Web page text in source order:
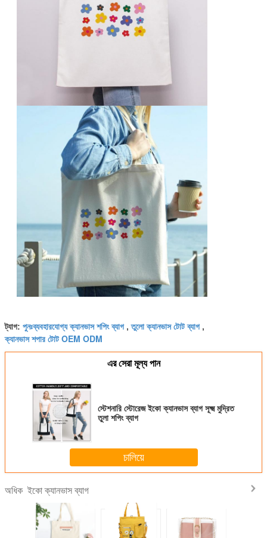
ট্যাগ: পুনঃব্যবহারযোগ্য ক্যানভাস শপিং ব্যাগ,তুলো ক্যানভাস টোট ব্যাগ,
ক্যানভাস শপার টোট OEM ODM
এর সেরা মূল্য পান
স্টেশনারি স্টোরেজ ইকো ক্যানভাস ব্যাগ সূক্ষ্ম মুদ্রিত
তুলা শপিং ব্যাগ
চালিয়ে
অধিক ইকো ক্যানভাস ব্যাগ